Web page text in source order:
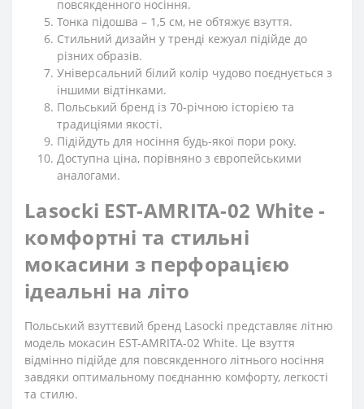
повсякденного носіння.
Тонка підошва – 1,5 см, не обтяжує взуття.
Стильний дизайн у тренді кежуал підійде до
різних образів.
Універсальний білий колір чудово поєднується з
іншими відтінками.
Польський бренд із 70-річною історією та
традиціями якості.
Підійдуть для носіння будь-якої пори року.
Доступна ціна, порівняно з європейськими
аналогами.
Lasocki EST-AMRITA-02 White -
комфортні та стильні
мокасини з перфорацією
ідеальні на літо
Польський взуттєвий бренд Lasocki представляє літню
модель мокасин EST-AMRITA-02 White. Це взуття
відмінно підійде для повсякденного літнього носіння
завдяки оптимальному поєднанню комфорту, легкості
та стилю.